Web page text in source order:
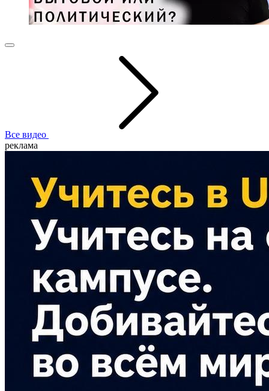
Все видео
реклама